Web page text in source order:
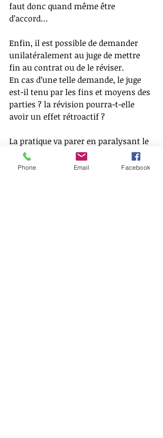
faut donc quand même être
d’accord…
Enfin, il est possible de demander
unilatéralement au juge de mettre
fin au contrat ou de le réviser.
En cas d’une telle demande, le juge
est-il tenu par les fins et moyens des
parties ? la révision pourra-t-elle
avoir un effet rétroactif ?
La pratique va parer en paralysant le
jeu de cet article.
Phone Email Facebook